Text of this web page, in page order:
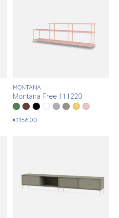
MONTANA
Montana Free 111220
Color: * — 152 Parsley
152 Parsley
155 Masala
101 New White
05 Black
02 Fjord
144 Fennel
166 Acacia
167 Ruby
€1.156,00